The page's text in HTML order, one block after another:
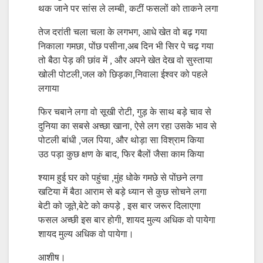
थक जाने पर सांस ले लम्बी, कटीं फसलों को ताकने लगा
तेज दरांती चला चला के लगभग, आधे खेत वो बढ़ गया
निकाला गमछा, पोंछ पसीना,अब दिन भी सिर पे चढ़ गया
तो बैठा पेड़ की छांव में , और अपने खेत देख‌ वो सुस्ताया
खोली पोटली,जल को छिड़का,निवाला ईश्वर को पहले
लगाया
फिर चबाने लगा वो सूखी रोटी, गुड़ के साथ बड़े चाव से
दुनिया का सबसे अच्छा खाना, ऐसे लग रहा उसके भाव से
पोटली बांधी ,जल पिया, और थोड़ा सा विश्राम किया
उठ पड़ा कुछ क्षण के बाद, फिर बैलों जैसा काम किया
श्याम हुई घर को पहुंचा ,मुंह धोके गमछे से पोंछने लगा
खटिया में बैठा आराम से बड़े ध्यान से कुछ सोचने लगा
बेटी को जूते,बेटे को कपड़े , इस बार जरूर दिलाएगा
फसल अच्छी इस बार होगी, शायद मुल्य अधिक वो पायेगा
शायद मुल्य अधिक वो पायेगा।
आशीष।